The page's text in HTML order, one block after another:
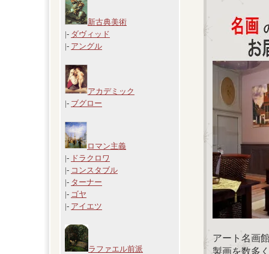
新古典美術
|- ダヴィッド
|- アングル
アカデミック
|- ブグロー
ロマン主義
|- ドラクロワ
|- コンスタブル
|- ターナー
|- ゴヤ
|- アイエツ
ラファエル前派
アート名画
製画を数多